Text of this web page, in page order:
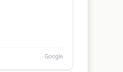
Google